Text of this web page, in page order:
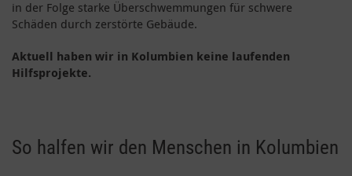
in der Folge starke Überschwemmungen für schwere
Schäden durch zerstörte Gebäude.
Aktuell haben wir in Kolumbien keine laufenden
Hilfsprojekte.
So halfen wir den Menschen in Kolumbien